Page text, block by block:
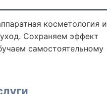
косметология и
Сохраняем эффект
самостоятельному